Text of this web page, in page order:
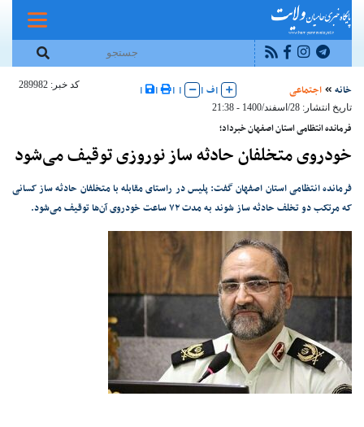
خانه اجتماعی |ف |
|
|
|
|
کد خبر: 289982
تاریخ انتشار: 28/اسفند/1400 - 21:38
فرمانده انتظامی استان اصفهان خبرداد؛
خودروی متخلفان حادثه ساز نوروزی توقیف می‌شود
فرمانده انتظامی استان اصفهان گفت: پلیس در راستای مقابله با متخلفان حادثه ساز کسانی
که مرتکب دو تخلف حادثه ساز شوند به مدت ۷۲ ساعت خودروی آن‌ها توقیف می‌شود.